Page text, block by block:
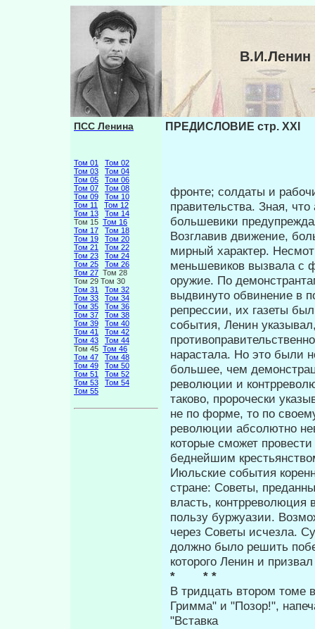
ПСС Ленина
Том 01
Том 02
Том 03
Том 04
Том 05
Том 06
Том 07
Том 08
Том 09
Том 10
Том 11
Том 12
Том 13
Том 14
Том 15 Том 16
Том 17
Том 18
Том 19
Том 20
Том 21
Том 22
Том 23
Том 24
Том 25
Том 26
Том 27 Том 28
Том 29 Том 30
Том 31
Том 32
Том 33
Том 34
Том 35
Том 36
Том 37
Том 38
Том 39
Том 40
Том 41
Том 42
Том 43
Том 44
Том 45 Том 46
Том 47
Том 48
Том 49
Том 50
Том 51
Том 52
Том 53
Том 54
Том 55
ПРЕДИСЛОВИЕ стр. XXI
фронте; солдаты и
правитель­ства. Зная,
большевики
Возглавив движение,
мирный характер.
меньшевиков вызвала с
оружие. По
выдвинуто обвинение в
репрессии, их газеты
события, Ленин
нарастала. Но это были
большее, чем
революции и
таково, пророчески
не по форме, то по
революции абсолютно
которые сможет
беднейшим
Июльские события
стране: Советы,
власть, контррево­люция
пользу буржуазии.
через Советы исчезла.
должно было решить
которого Ленин и
* * *
В тридцать втором томе
Грим­ма" и "Позор!",
"Вставка